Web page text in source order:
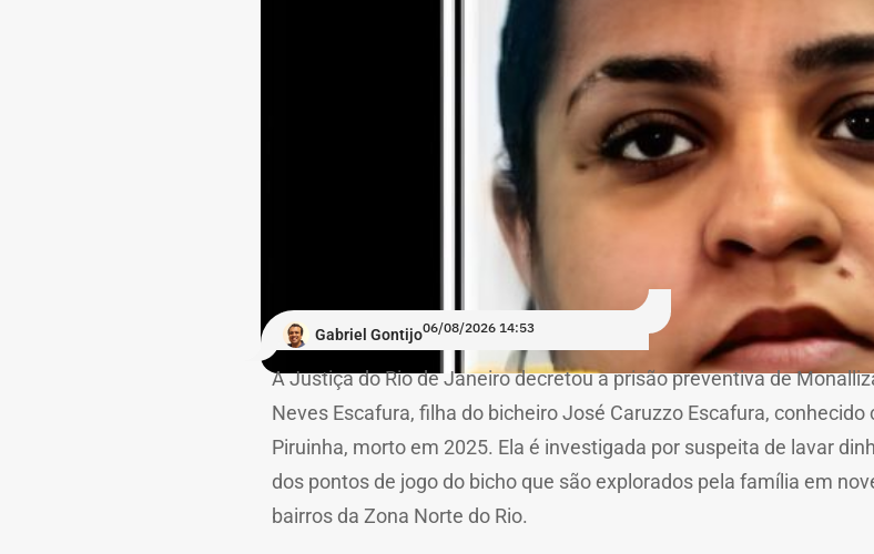
Gabriel Gontijo06/08/2026 14:53
A Justiça do Rio de Janeiro decretou a prisão preventiva de
Neves Escafura, filha do bicheiro José Caruzzo Escafura, conhecido
Piruinha, morto em 2025. Ela é investigada por suspeita de lavar
dos pontos de jogo do bicho que são explorados pela família em
bairros da Zona Norte do Rio.